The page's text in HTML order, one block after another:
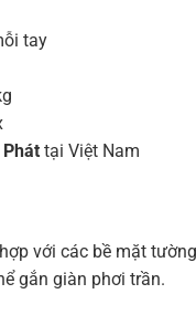
tay
tại Việt Nam
với các bề mặt
gắn giàn phơi trần.